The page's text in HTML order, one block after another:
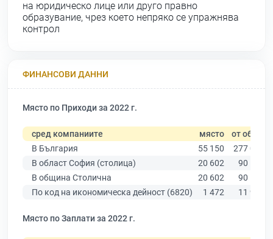
на юридическо лице или друго правно
образувание, чрез което непряко се упражнява
контрол
ФИНАНСОВИ ДАННИ
Място по Приходи за 2022 г.
сред компаниите място от общо
В България
55 150
277 019
В област София (столица)
20 602
90 178
В община Столична
20 602
90 178
По код на икономическа дейност (6820)
1 472 11 940
Място по Заплати за 2022 г.